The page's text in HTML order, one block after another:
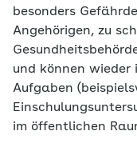
besonders
Angehörigen, zu
und können
Aufgaben
im öffentlichen